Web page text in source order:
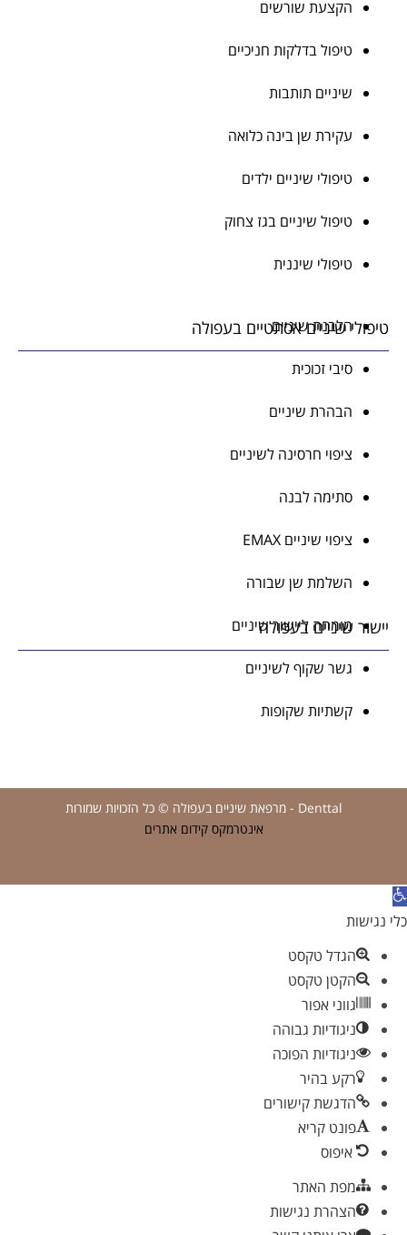
הקצעת שורשים
טיפול בדלקות חניכיים
שיניים תותבות
עקירת שן בינה כלואה
טיפולי שיניים ילדים
טיפול שיניים בגז צחוק
טיפולי שיננית
טיפולי שיניים אסתטיים בעפולה
הלבנת שיניים
סיבי זכוכית
הבהרת שיניים
ציפוי חרסינה לשיניים
סתימה לבנה
ציפוי שיניים EMAX
השלמת שן שבורה
יישור שיניים בעפולה
מומחה ליישור שיניים
גשר שקוף לשיניים
קשתיות שקופות
Denttal - מרפאת שיניים בעפולה © כל הזכויות שמורות
אינטרמקס קידום אתרים
פתח
סרגל
כלי נגישות
הגדל טקסט
הקטן טקסט
גווני אפור
ניגודיות גבוהה
ניגודיות הפוכה
רקע בהיר
הדגשת קישורים
פונט קריא
איפוס
מפת האתר
הצהרת נגישות